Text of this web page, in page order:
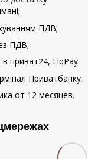
ПДВ;
ПДВ;
приват24, LiqPay.
Приватбанку.
от 12 месяцев.